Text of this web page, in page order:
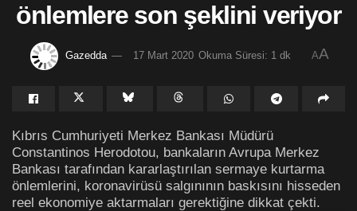
önlemlere son şeklini veriyor
Gazedda 17 Mart 2020 Okuma Süresi: 1 dk AA
Kıbrıs Cumhuriyeti Merkez Bankası Müdürü
Constantinos Herodotou, bankaların Avrupa Merkez
Bankası tarafından kararlaştırılan sermaye kurtarma
önlemlerini, koronavirüsü salgınının baskısını hisseden
reel ekonomiye aktarmaları gerektiğine dikkat çekti.